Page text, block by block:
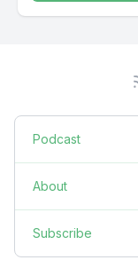
Podcast
About
Subscribe